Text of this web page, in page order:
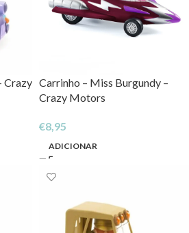
Crazy Carrinho – Miss Burgundy –
Crazy Motors
€8,95
ADICIONAR